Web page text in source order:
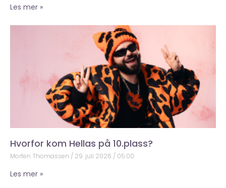
Les mer »
Hvorfor kom Hellas på 10.plass?
Morten Thomassen 29. juli 2026 05:00
Les mer »